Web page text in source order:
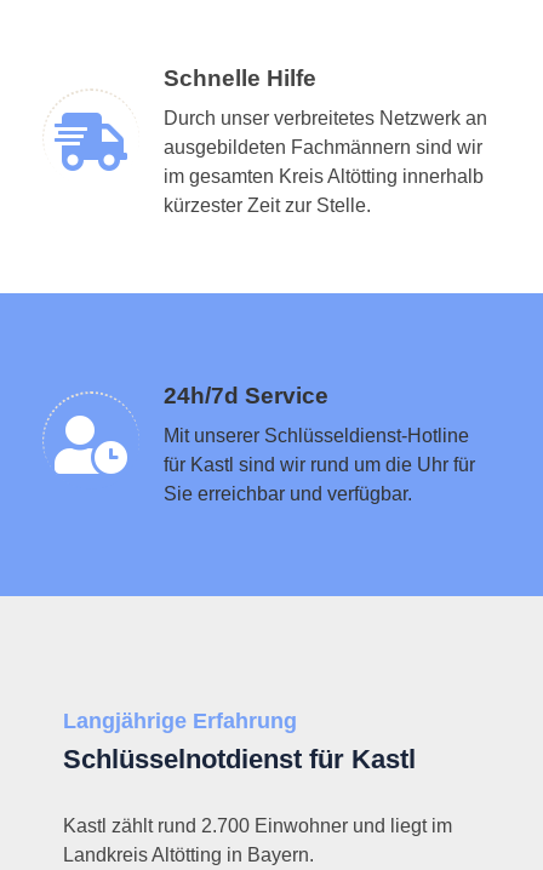
Schnelle Hilfe
Durch unser verbreitetes Netzwerk an
ausgebildeten Fachmännern sind wir
im gesamten Kreis Altötting innerhalb
kürzester Zeit zur Stelle.
24h/7d Service
Mit unserer Schlüsseldienst-Hotline
für Kastl sind wir rund um die Uhr für
Sie erreichbar und verfügbar.
Schlüsseldienst in der Nähe vermitteln
Langjährige Erfahrung
Schlüsselnotdienst für Kastl
Kastl zählt rund 2.700 Einwohner und liegt im
Landkreis Altötting in Bayern.